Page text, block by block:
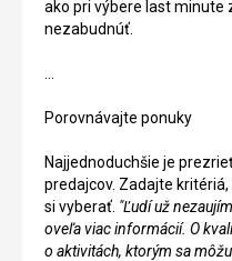
ako pri výbere last minute
nezabudnúť.
Porovnávajte ponuky
Najjednoduchšie je
predajcov. Zadajte
si vyberať. "Ľudí už
oveľa viac informácií. O
o aktivitách, ktorým sa